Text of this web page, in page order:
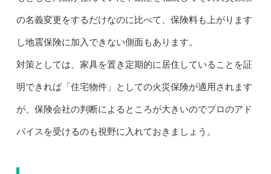
の名義変更をするだけなのに比べて、保険料も上がります
し地震保険に加入できない側面もあります。
対策としては、家具を置き定期的に居住していることを証
明できれば「住宅物件」としての火災保険が適用されます
が、保険会社の判断によるところが大きいのでプロのアド
バイスを受けるのも視野に入れておきましょう。